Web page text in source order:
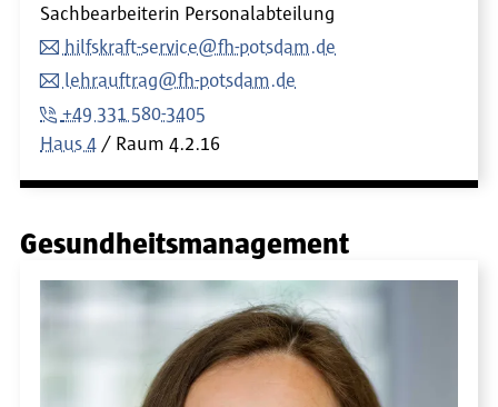
Sachbearbeiterin Personalabteilung
hilfskraft-service@fh-potsdam.de
lehrauftrag@fh-potsdam.de
+49 331 580-3405
Haus 4
Raum 4.2.16
Gesundheitsmanagement